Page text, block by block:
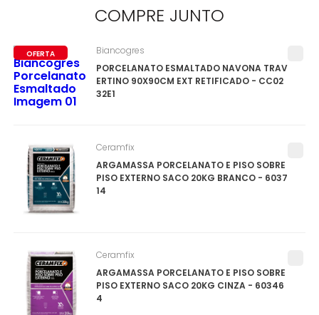
COMPRE JUNTO
OFERTA
PORCELANATO ESMALTADO NAVONA TRAV
ERTINO 90X90CM EXT RETIFICADO - CC02
32E1
Biancogres
ARGAMASSA PORCELANATO E PISO SOBRE
PISO EXTERNO SACO 20KG BRANCO - 6037
14
Ceramfix
ARGAMASSA PORCELANATO E PISO SOBRE
PISO EXTERNO SACO 20KG CINZA - 60346
4
Ceramfix